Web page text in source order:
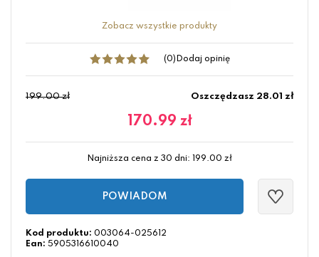
Zobacz wszystkie produkty
(0) Dodaj opinię
199.00 zł Oszczędzasz 28.01 zł
170.99 zł
Najniższa cena z 30 dni: 199.00 zł
POWIADOM
Kod produktu: 003064-025612
Ean: 5905316610040